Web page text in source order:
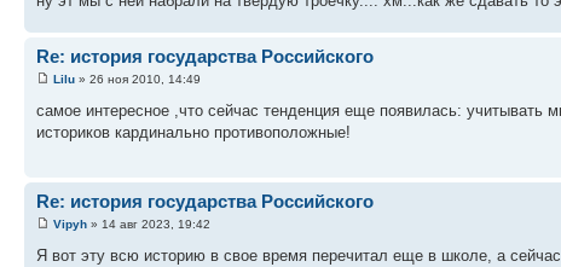
Re: история государства Российского
Lilu » 26 ноя 2010, 14:49
самое интересное ,что сейчас тенденция еще появилась: учитывать
историков кардинально противоположные!
Re: история государства Российского
Vipyh » 14 авг 2023, 19:42
Я вот эту всю историю в свое время перечитал еще в школе, а